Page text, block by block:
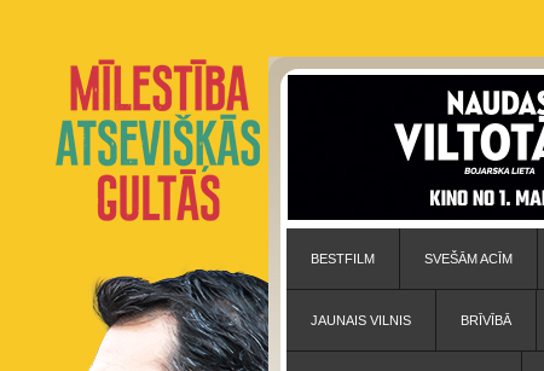
BESTFILM SVEŠĀM ACĪM
JAUNAIS VILNIS BRĪVĪBĀ